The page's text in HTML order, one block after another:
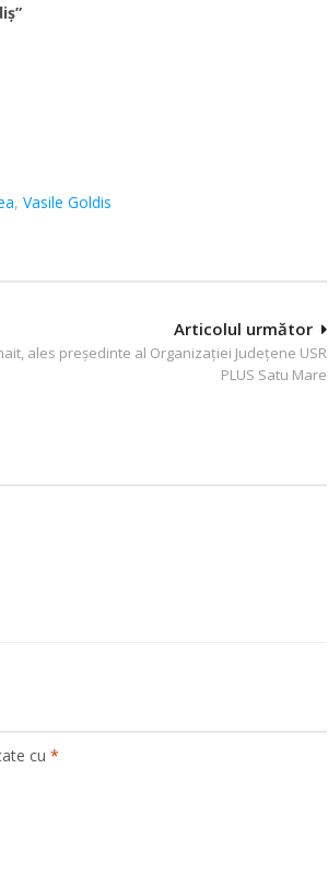
, Vasile Goldis
Articolul următor
ales președinte al Organizației Județene USR
PLUS Satu Mare
cu *